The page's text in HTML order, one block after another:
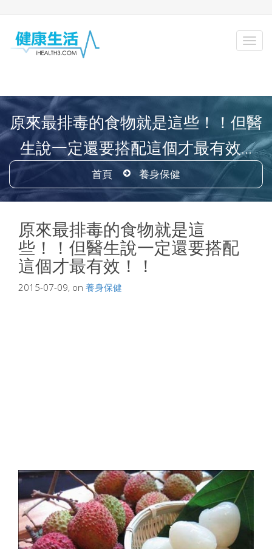
原來最排毒的食物就是這些！！但醫
生說一定還要搭配這個才最有效...
首頁 養身保健
原來最排毒的食物就是這
些！！但醫生說一定還要搭配
這個才最有效！！
2015-07-09, on 養身保健